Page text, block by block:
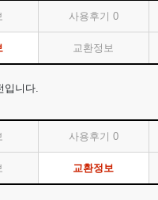
사용후기 0
교환정보
입니다.
사용후기 0
교환정보